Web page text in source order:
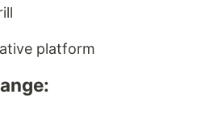
platform